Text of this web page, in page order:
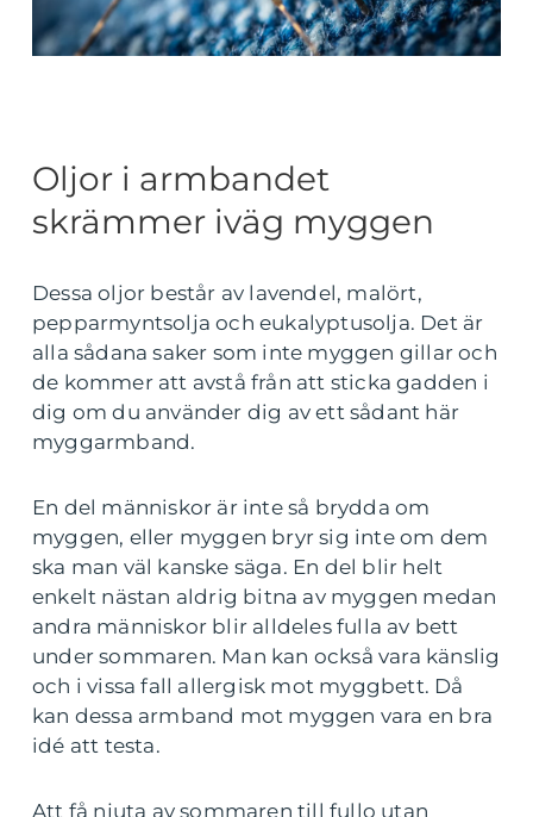
Oljor i armbandet
skrämmer iväg myggen
Dessa oljor består av lavendel, malört,
pepparmyntsolja och eukalyptusolja. Det är
alla sådana saker som inte myggen gillar och
de kommer att avstå från att sticka gadden i
dig om du använder dig av ett sådant här
myggarmband.
En del människor är inte så brydda om
myggen, eller myggen bryr sig inte om dem
ska man väl kanske säga. En del blir helt
enkelt nästan aldrig bitna av myggen medan
andra människor blir alldeles fulla av bett
under sommaren. Man kan också vara känslig
och i vissa fall allergisk mot myggbett. Då
kan dessa armband mot myggen vara en bra
idé att testa.
Att få njuta av sommaren till fullo utan